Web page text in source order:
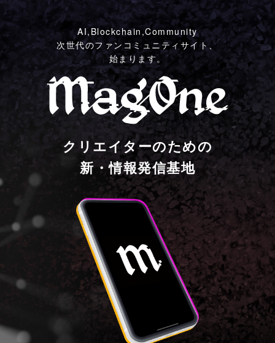
AI,Blockchain,Community
次世代のファンコミュニティサイト、
始まります。
クリエイターのための
新・情報発信基地